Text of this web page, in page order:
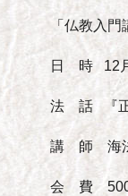
「仏教入
日 時 12
法 話 『正
講 師 海法
会 費 500